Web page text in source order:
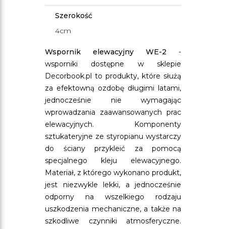
Szerokość
4cm
Wspornik elewacyjny WE-2 -
wsporniki dostępne w sklepie
Decorbook.pl to produkty, które służą
za efektowną ozdobę długimi latami,
jednocześnie nie wymagając
wprowadzania zaawansowanych prac
elewacyjnych. Komponenty
sztukateryjne ze styropianu wystarczy
do ściany przykleić za pomocą
specjalnego kleju elewacyjnego.
Materiał, z którego wykonano produkt,
jest niezwykle lekki, a jednocześnie
odporny na wszelkiego rodzaju
uszkodzenia mechaniczne, a także na
szkodliwe czynniki atmosferyczne.